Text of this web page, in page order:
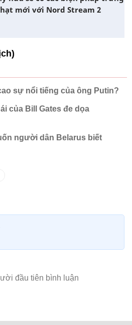
mới với Nord Stream 2
sự nổi tiếng của ông Putin?
của Bill Gates đe dọa
người dân Belarus biết